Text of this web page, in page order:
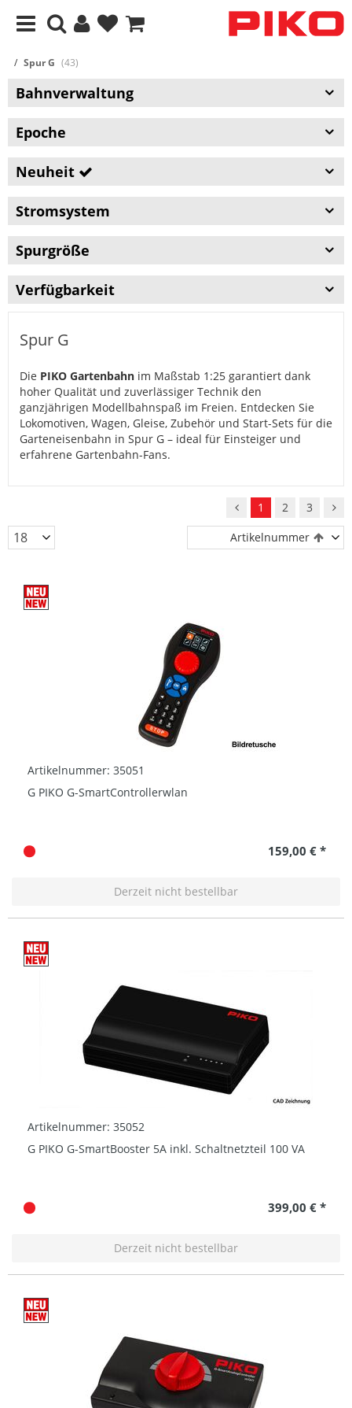
Spur G (43)
Bahnverwaltung
Epoche
Neuheit
Stromsystem
Spurgröße
Verfügbarkeit
Spur G
Die PIKO Gartenbahn im Maßstab 1:25 garantiert dank
hoher Qualität und zuverlässiger Technik den
ganzjährigen Modellbahnspaß im Freien. Entdecken Sie
Lokomotiven, Wagen, Gleise, Zubehör und Start-Sets für die
Garteneisenbahn in Spur G – ideal für Einsteiger und
erfahrene Gartenbahn-Fans.
1 2
3
Artikelnummer
Artikelnummer: 35051
G PIKO G-SmartControllerwlan
159,00 € *
Derzeit nicht bestellbar
Artikelnummer: 35052
G PIKO G-SmartBooster 5A inkl. Schaltnetzteil 100 VA
399,00 € *
Derzeit nicht bestellbar